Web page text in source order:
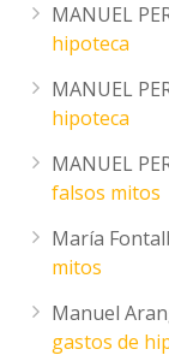
MANUEL
hipoteca
MANUEL
hipoteca
MANUEL
falsos mitos
María
mitos
Manuel
gastos de